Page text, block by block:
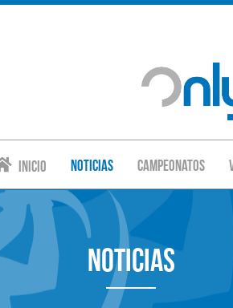
Inicio Noticias Campeonatos
Noticias